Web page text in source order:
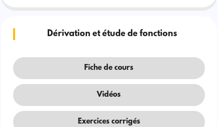
Dérivation et étude de fonctions
Fiche de cours
Vidéos
Exercices corrigés